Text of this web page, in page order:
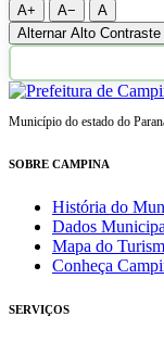
A+ A−
A
Alternar Alto Contraste
Município do estado do
SOBRE CAMPINA
História do
Dados
Mapa do
Conheça
SERVIÇOS